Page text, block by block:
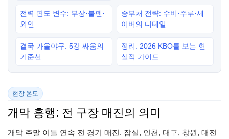
전력 판도 변수: 부상·불펜·
외인
승부처 전략: 수비·주루·세
이버의 디테일
결국 가을야구: 5강 싸움의
기준선
정리: 2026 KBO를 보는 현
실적 가이드
현장 온도
개막 흥행: 전 구장 매진의 의미
개막 주말 이틀 연속 전 경기 매진. 잠실, 인천, 대구, 창원, 대전